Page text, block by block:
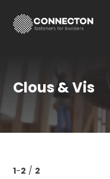
Clous & Vis
1-2 / 2